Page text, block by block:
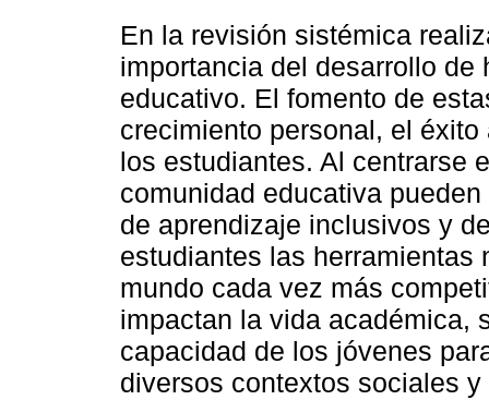
En la revisión sistémica
importancia del desarrollo
educativo. El fomento de
crecimiento personal, el
los estudiantes. Al centrarse
comunidad educativa
de aprendizaje inclusivos y
estudiantes las herramientas
mundo cada vez más
impactan la vida académica,
capacidad de los jóvenes
diversos contextos sociales